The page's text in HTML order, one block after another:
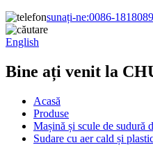
sunați-ne:0086-
English
Bine ați venit la
Acasă
Produse
Mașină și scule de sudură
Sudare cu aer cald și